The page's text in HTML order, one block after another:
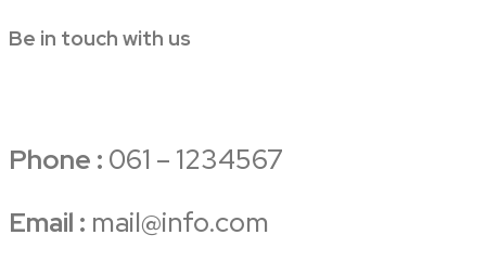
Be in touch with us
Phone : 061 – 1234567
Email : mail@info.com